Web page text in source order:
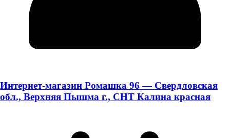
Интернет-магазин Ромашка 96 — Свердловская
обл., Верхняя Пышма г., СНТ Калина красная